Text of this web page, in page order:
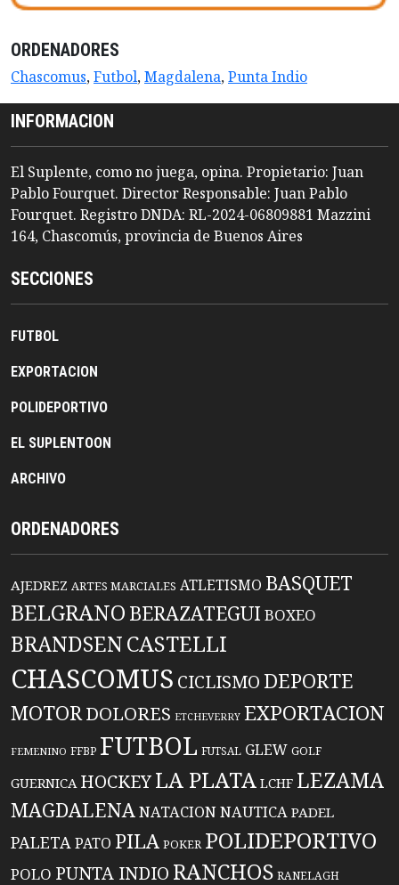
ORDENADORES
Chascomus,Futbol,Magdalena,Punta Indio
INFORMACION
El Suplente, como no juega, opina. Propietario: Juan
Pablo Fourquet. Director Responsable: Juan Pablo
Fourquet. Registro DNDA: RL-2024-06809881 Mazzini
164, Chascomús, provincia de Buenos Aires
SECCIONES
FUTBOL
EXPORTACION
POLIDEPORTIVO
EL SUPLENTOON
ARCHIVO
ORDENADORES
AJEDREZ ARTES MARCIALES ATLETISMO BASQUET
BELGRANO BERAZATEGUIBOXEO
BRANDSENCASTELLI
CHASCOMUS CICLISMO DEPORTE
MOTORDOLORES ETCHEVERRY EXPORTACION
FEMENINO FFBP FUTBOL FUTSAL GLEW GOLF
GUERNICA HOCKEYLA PLATA LCHF LEZAMA
MAGDALENANATACIONNAUTICA PADEL
PALETAPATO PILA POKER POLIDEPORTIVO
POLO PUNTA INDIO RANCHOS RANELAGH